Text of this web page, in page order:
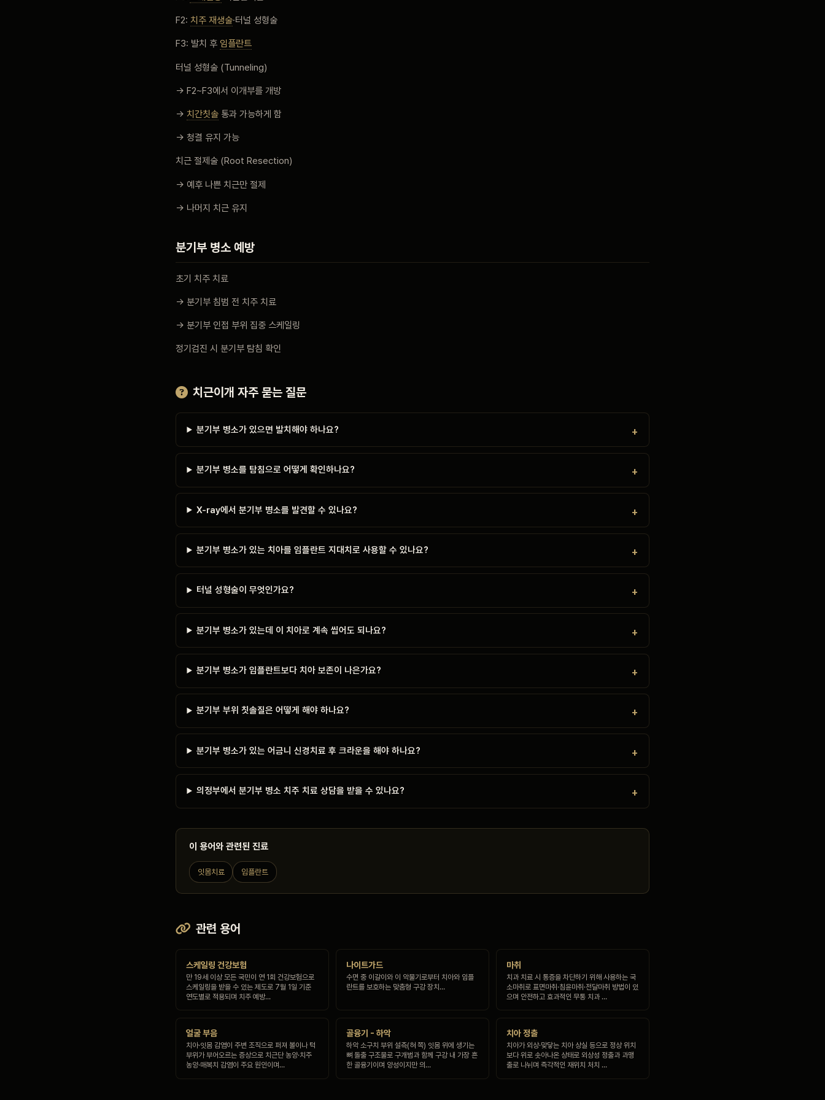
F2: 치주 재생술·터널 성형술
F3: 발치 후 임플란트
터널 성형술 (Tunneling)
→ F2~F3에서 이개부를 개방
→ 치간칫솔 통과 가능하게 함
→ 청결 유지 가능
치근 절제술 (Root Resection)
→ 예후 나쁜 치근만 절제
→ 나머지 치근 유지
분기부 병소 예방
초기 치주 치료
→ 분기부 침범 전 치주 치료
→ 분기부 인접 부위 집중 스케일링
정기검진 시 분기부 탐침 확인
치근이개 자주 묻는 질문
분기부 병소가 있으면 발치해야 하나요?
분기부 병소를 탐침으로 어떻게 확인하나요?
X-ray에서 분기부 병소를 발견할 수 있나요?
분기부 병소가 있는 치아를 임플란트 지대치로 사용할 수 있나요?
터널 성형술이 무엇인가요?
분기부 병소가 있는데 이 치아로 계속 씹어도 되나요?
분기부 병소가 임플란트보다 치아 보존이 나은가요?
분기부 부위 칫솔질은 어떻게 해야 하나요?
분기부 병소가 있는 어금니 신경치료 후 크라운을 해야 하나요?
의정부에서 분기부 병소 치주 치료 상담을 받을 수 있나요?
이 용어와 관련된 진료
잇몸치료 임플란트
관련 용어
스케일링 건강보험
만 19세 이상 모든 국민이 연 1회 건강보험으로
스케일링을 받을 수 있는 제도로 7월 1일 기준
연도별로 적용되며 치주 예방…
나이트가드
수면 중 이갈이와 이 악물기로부터 치아와 임플
란트를 보호하는 맞춤형 구강 장치…
마취
치과 치료 시 통증을 차단하기 위해 사용하는 국
소마취로 표면마취·침윤마취·전달마취 방법이 있
으며 안전하고 효과적인 무통 치과 …
얼굴 부음
치아·잇몸 감염이 주변 조직으로 퍼져 볼이나 턱
부위가 부어오르는 증상으로 치근단 농양·치주
농양·매복치 감염이 주요 원인이며…
골융기 - 하악
하악 소구치 부위 설측(혀 쪽) 잇몸 위에 생기는
뼈 돌출 구조물로 구개범과 함께 구강 내 가장 흔
한 골융기이며 양성이지만 의…
치아 정출
치아가 외상·맞닿는 치아 상실 등으로 정상 위치
보다 위로 솟아나온 상태로 외상성 정출과 과맹
출로 나뉘며 즉각적인 재위치 처치 …